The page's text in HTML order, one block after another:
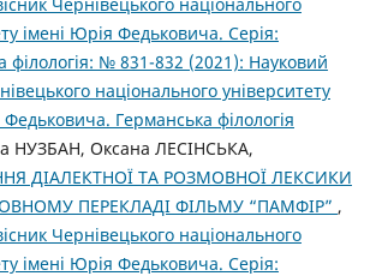
імені Юрія Федьковича. Серія:
філологія: № 831-832 (2021): Науковий
національного університету
Германська філологія
НУЗБАН, Оксана ЛЕСІНСЬКА,
ДІАЛЕКТНОЇ ТА РОЗМОВНОЇ ЛЕКСИКИ
ПЕРЕКЛАДІ ФІЛЬМУ “ПАМФІР” ,
Чернівецького національного
імені Юрія Федьковича. Серія: